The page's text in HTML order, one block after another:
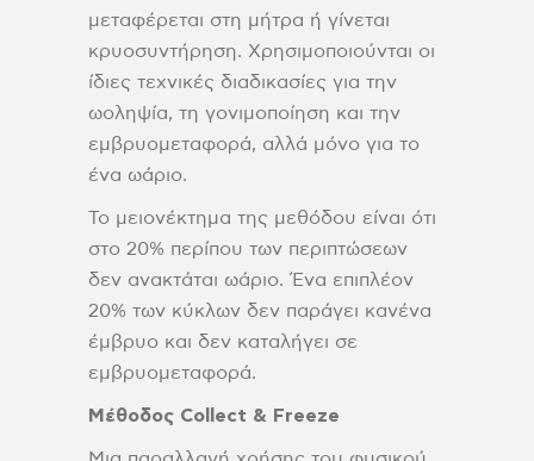
μεταφέρεται στη μήτρα ή γίνεται
κρυοσυντήρηση. Χρησιμοποιούνται οι
ίδιες τεχνικές διαδικασίες για την
ωοληψία, τη γονιμοποίηση και την
εμβρυομεταφορά, αλλά μόνο για το
ένα ωάριο.
Το μειονέκτημα της μεθόδου είναι ότι
στο 20% περίπου των περιπτώσεων
δεν ανακτάται ωάριο. Ένα επιπλέον
20% των κύκλων δεν παράγει κανένα
έμβρυο και δεν καταλήγει σε
εμβρυομεταφορά.
Μέθοδος Collect & Freeze